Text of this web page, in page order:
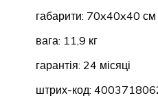
габарити: 70x40x40 см
вага: 11,9 кг
гарантія: 24 місяці
штрих-код: